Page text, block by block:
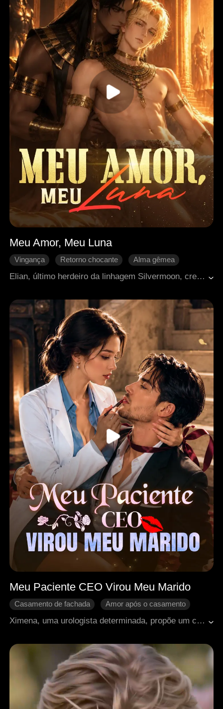
Meu Amor, Meu Luna
Vingança Retorno chocante
Alma gêmea
Escravo
Elian, último herdeiro da linhagem Silvermoon, cresceu como escravo após o massacre de seu clã. Aos 18 anos, despertou seu lobo, mas foi rejeitado publicamente por seu par predestinado, Kael. No coliseu, seu verdadeiro poder chamou a atenção do Príncipe Lycan Anthony. Ao lado de Anthony, Elian rompeu a antiga lei que restringia o título de Luna às mulheres. De escravo a rei, ele recupera seu legado e conquista seu lugar ao lado de quem ama.
Meu Paciente CEO Virou Meu Marido
Casamento de fachada
Amor após o casamento
Doçura de amor
Contra-ataque
Ximena, uma urologista determinada, propõe um casamento por contrato ao empresário Ayden para conseguir financiar suas pesquisas. Obrigados a viver sob o mesmo teto, os dois vivem uma divertida disputa de inteligência. Enquanto trata a misteriosa doença dele, Ximena conquista seu coração, e o casamento de fachada acaba se transformando em um amor verdadeiro.